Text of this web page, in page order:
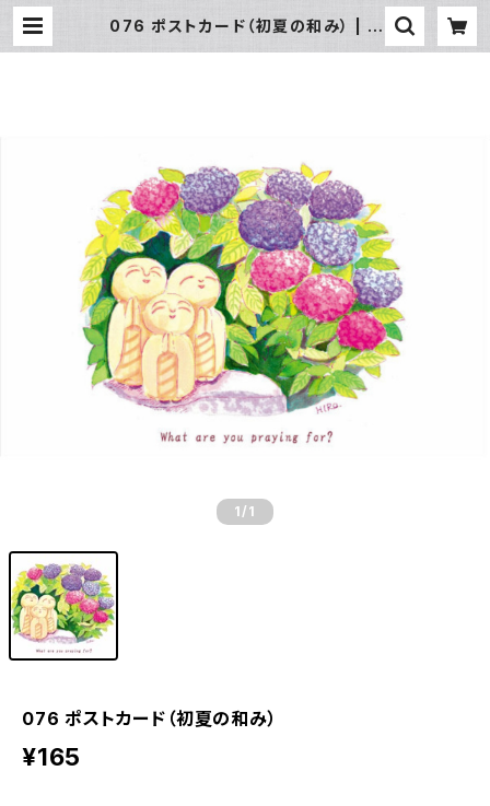
076 ポストカード（初夏の和み） | S
1 /1
076 ポストカード（初夏の和み）
¥165